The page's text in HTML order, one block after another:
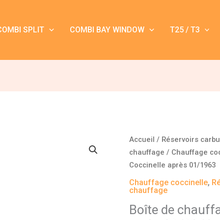
SPLIT COMBI BAY WINDOW T25 / T3
Accueil / Réservoirs
chauffage / Chauffage
Coccinelle après 01/1963
Chauffage coccinelle,
chauffage
Boîte de
quantité
de
Boîte
de
chauffage
droit
Coccinelle